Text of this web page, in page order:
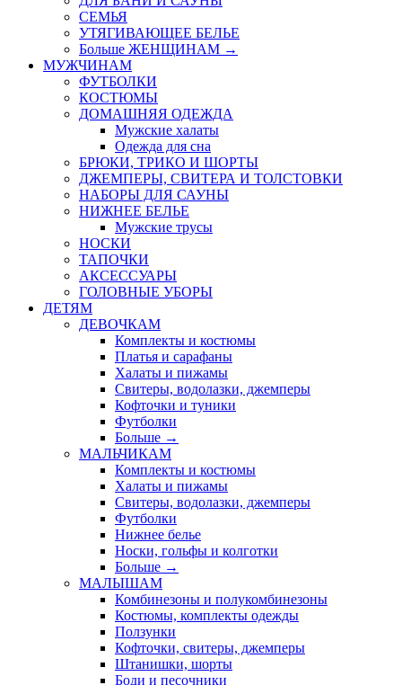
СЕМЬЯ
УТЯГИВАЮЩЕЕ БЕЛЬЕ
Больше ЖЕНЩИНАМ →
МУЖЧИНАМ
ФУТБОЛКИ
КОСТЮМЫ
ДОМАШНЯЯ ОДЕЖДА
Мужские халаты
Одежда для сна
БРЮКИ, ТРИКО И ШОРТЫ
ДЖЕМПЕРЫ, СВИТЕРА И ТОЛСТОВКИ
НАБОРЫ ДЛЯ САУНЫ
НИЖНЕЕ БЕЛЬЕ
Мужские трусы
НОСКИ
ТАПОЧКИ
АКСЕССУАРЫ
ГОЛОВНЫЕ УБОРЫ
ДЕТЯМ
ДЕВОЧКАМ
Комплекты и костюмы
Платья и сарафаны
Халаты и пижамы
Свитеры, водолазки, джемперы
Кофточки и туники
Футболки
Больше →
МАЛЬЧИКАМ
Комплекты и костюмы
Халаты и пижамы
Свитеры, водолазки, джемперы
Футболки
Нижнее белье
Носки, гольфы и колготки
Больше →
МАЛЫШАМ
Комбинезоны и полукомбинезоны
Костюмы, комплекты одежды
Ползунки
Кофточки, свитеры, джемперы
Штанишки, шорты
Боди и песочники